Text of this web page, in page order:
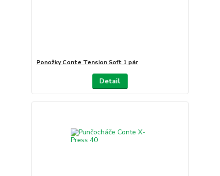
Ponožky Conte Tension Soft 1 pár
Detail